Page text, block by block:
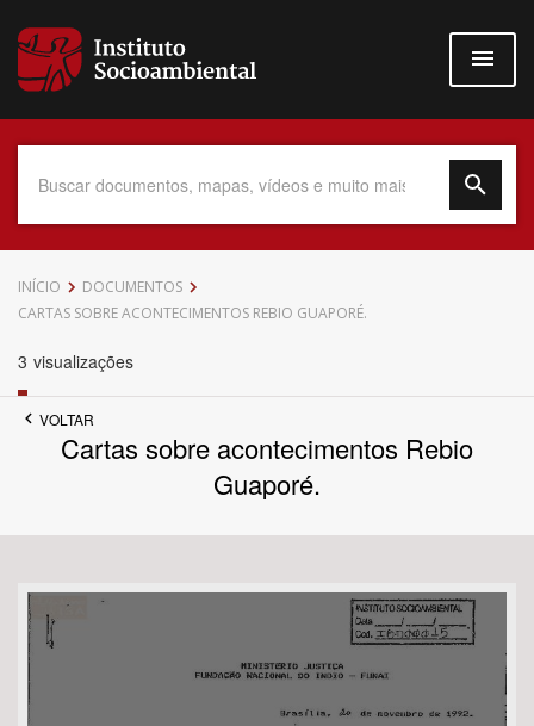
para
conteúdo
Data do Documento
Até
Bioma / Bacia
Tema
Subtema
INÍCIO
DOCUMENTOS
CARTAS SOBRE ACONTECIMENTOS REBIO GUAPORÉ.
3 visualizações
VOLTAR
Cartas sobre acontecimentos Rebio
Guaporé.